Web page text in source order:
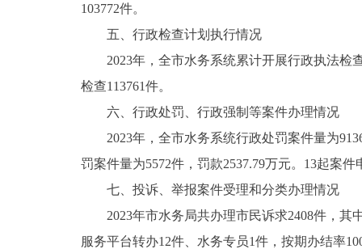
103772件。
五、行政检查计划执行情况
2023年，全市水务系统累计开展行政执法检
检查113761件。
六、行政处罚、行政强制等案件办理情况
2023年，全市水务系统行政处罚案件量为
罚案件量为5572件，罚款2537.79万元。13起案
七、投诉、举报案件受理和分类办理情况
2023年市水务局共办理市民诉求2408件，其
服务平台转办12件、水务专员1件，按期办结率